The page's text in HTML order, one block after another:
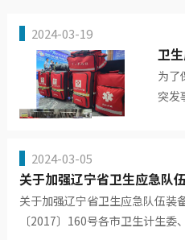
2024-03-19
卫
为了
突发
2024-03-05
关于加强辽宁省卫生应急队
关于加强辽宁省卫生应急队伍装
〔2017〕160号各市卫生计生